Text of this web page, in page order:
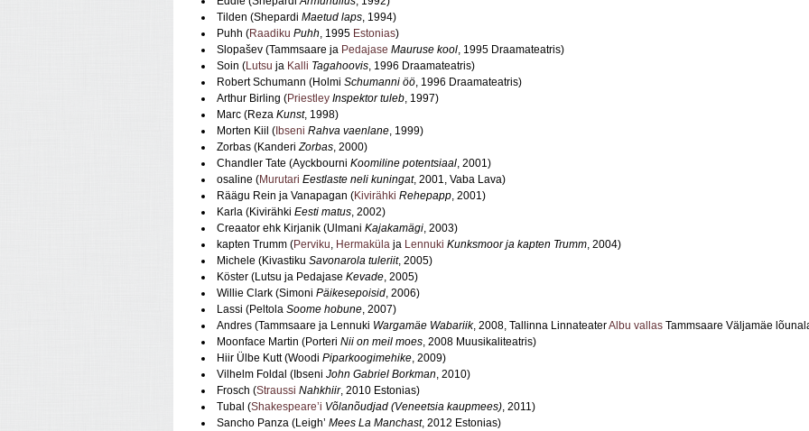
Tilden (Shepardi Maetud laps, 1994)
Puhh (Raadiku Puhh, 1995 Estonias)
Slopašev (Tammsaare ja Pedajase Mauruse kool, 1995 Draamateatris)
Soin (Lutsu ja Kalli Tagahoovis, 1996 Draamateatris)
Robert Schumann (Holmi Schumanni öö, 1996 Draamateatris)
Arthur Birling (Priestley Inspektor tuleb, 1997)
Marc (Reza Kunst, 1998)
Morten Kiil ( Ibseni Rahva vaenlane, 1999)
Zorbas (KanderiZorbas, 2000)
Chandler Tate (Ayckbourni Koomiline potentsiaal, 2001)
osaline (Murutari Eestlaste neli kuningat, 2001, Vaba Lava)
Räägu Rein ja Vanapagan (Kivirähki Rehepapp, 2001)
Karla (Kivirähki Eesti matus, 2002)
Creaator ehk Kirjanik (Ulmani Kajakamägi, 2003)
kapten Trumm (Perviku, Hermaküla ja Lennuki Kunksmoor ja kapten Trumm, 2004)
Michele (Kivastiku Savonarola tuleriit, 2005)
Köster (Lutsu ja Pedajase Kevade, 2005)
Willie Clark (Simoni Päikesepoisid, 2006)
Lassi (Peltola Soome hobune, 2007)
Andres (Tammsaare ja Lennuki Wargamäe Wabariik, 2008, Tallinna LinnateaterAlbu vallas Tammsaare Väljamäe
Moonface Martin (Porteri Nii on meil moes, 2008 Muusikaliteatris)
Hiir Ülbe Kutt (Woodi Piparkoogimehike, 2009)
Vilhelm Foldal (Ibseni John Gabriel Borkman, 2010)
Frosch (Straussi Nahkhiir, 2010 Estonias)
Tubal (Shakespeare’i Võlanõudjad (Veneetsia kaupmees), 2011)
Sancho Panza (Leigh’ Mees La Manchast, 2012 Estonias)